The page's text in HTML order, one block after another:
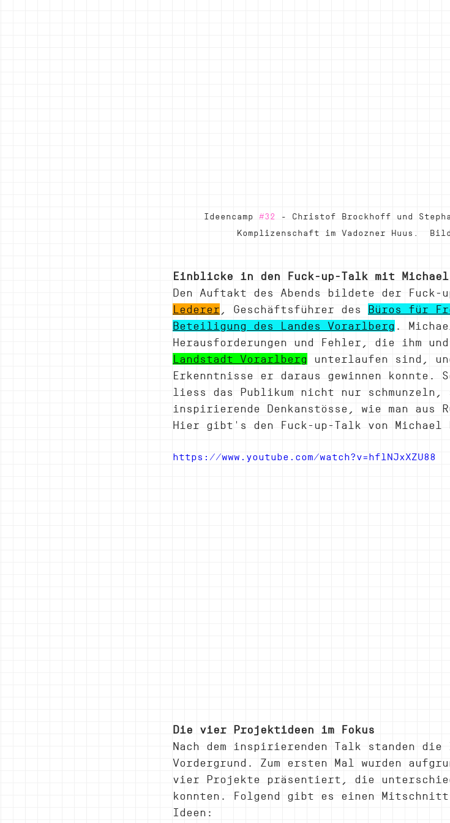
Ideencamp #32 - Christof Brockhoff und
Komplizenschaft im Vadozner Huus.
Einblicke in den Fuck-up-Talk mit
Den Auftakt des Abends bildete der Fuck-
Lederer , Geschäftsführer des
Büros für
Beteiligung des Landes Vorarlberg .
Herausforderungen und Fehler, die ihm
Landstadt Vorarlberg
unterlaufen sind,
Erkenntnisse er daraus gewinnen
liess das Publikum nicht nur schmunzeln,
inspirierende Denkanstösse, wie man aus
Hier gibt's den Fuck-up-Talk von Michael
https://www.youtube.com/watch?v=hflNJxXZU88
Die vier Projektideen im Fokus
Nach dem inspirierenden Talk standen die
Vordergrund. Zum ersten Mal wurden
vier Projekte präsentiert, die
konnten. Folgend gibt es einen
Ideen: